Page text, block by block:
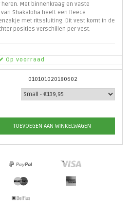
Met binnenkraag en vaste
Shakaloha heeft een fleece
met ritssluiting. Dit vest komt in de
posities verschillen per vest.
Op voorraad
010101020180602
TOEVOEGEN AAN WINKELWAGEN